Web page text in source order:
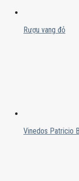
Rượu vang đỏ
Vinedos Patricio